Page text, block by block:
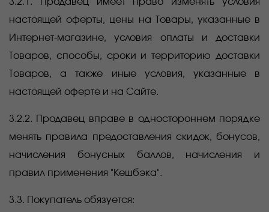
настоящей оферты, цены на Товары, указанные в
Интернет-магазине, условия оплаты и доставки
Товаров, способы, сроки и территорию доставки
Товаров, а также иные условия, указанные в
настоящей оферте и на Сайте.
3.2.2. Продавец вправе в одностороннем порядке
менять правила предоставления скидок, бонусов,
начисления бонусных баллов, начисления и
правил применения "Кешбэка".
3.3. Покупатель обязуется: